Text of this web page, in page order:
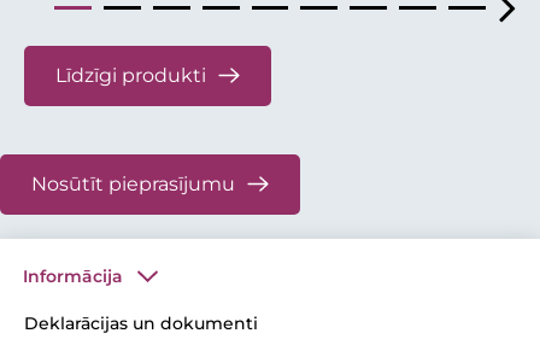
Līdzīgi produkti
Nosūtīt pieprasījumu
Informācija
Deklarācijas un dokumenti